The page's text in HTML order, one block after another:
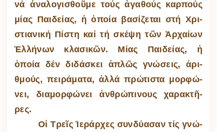
νά ἀ­να­λο­γι­σθοῦμε τούς ἀ­γα­θούς καρ­πούς
μίας Παι­δείας, ἡ ὁ­ποία βα­σί­ζε­ται στή Χρι­
στι­α­νική Πί­στη καί τή σκέψη τῶν Ἀρ­χαίων
Ἑλ­λή­νων κλα­σι­κῶν. Μίας Παι­δείας, ἡ
ὁποία δέν δι­δά­σκει ἁ­πλῶς γνώ­σεις, ἀ­ρι­
θμούς, πει­ρά­ματα, ἀλλά πρώ­τι­στα μορ­φώ­
νει, δι­α­μορ­φώ­νει ἀν­θρώ­πι­νους χα­ρα­κτῆ­
ρες.
Οἱ Τρεῖς Ἱ­ε­ράρ­χες συν­δύ­α­σαν τίς γνώ­